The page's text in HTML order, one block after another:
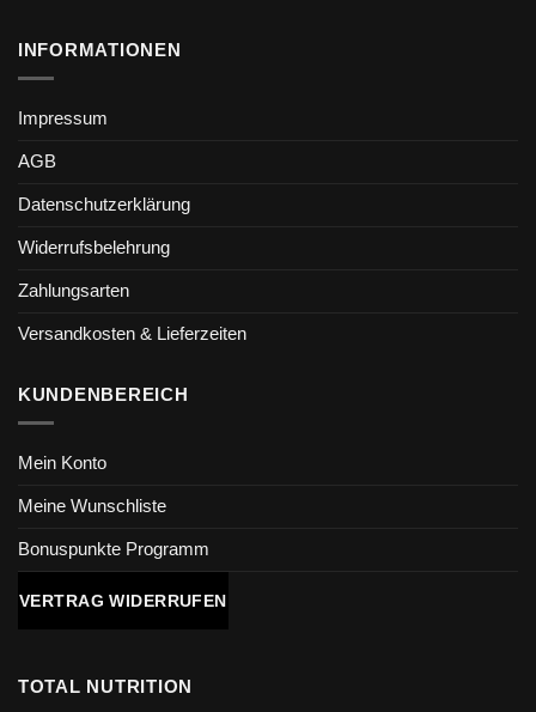
INFORMATIONEN
Impressum
AGB
Datenschutzerklärung
Widerrufsbelehrung
Zahlungsarten
Versandkosten & Lieferzeiten
KUNDENBEREICH
Mein Konto
Meine Wunschliste
Bonuspunkte Programm
VERTRAG WIDERRUFEN
TOTAL NUTRITION